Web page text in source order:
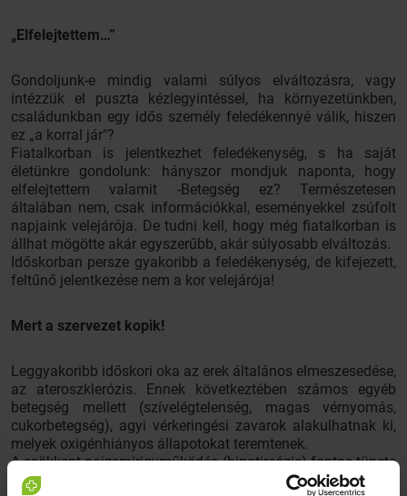
„Elfelejtettem…”
Gondoljunk-e mindig valami súlyos elváltozásra, vagy
intézzük el puszta kézlegyintéssel, ha környezetünkben,
családunkban egy idős személy feledékennyé válik, hiszen
ez „a korral jár"?
Fiatalkorban is jelentkezhet feledékenység, s ha saját
életünkre gondolunk: hányszor mondjuk naponta, hogy
elfelejtettem valamit -Betegség ez? Természetesen
általában nem, csak információkkal, eseményekkel zsúfolt
napjaink velejárója. De tudni kell, hogy még fiatalkorban is
állhat mögötte akár egyszerűbb, akár súlyosabb elváltozás.
Időskorban persze gyakoribb a feledékenység, de kifejezett,
feltűnő jelentkezése nem a kor velejárója!
Mert a szervezet kopik!
Leggyakoribb időskori oka az erek általános elmeszesedése,
az ateroszklerózis. Ennek következtében számos egyéb
betegség mellett (szívelégtelenség, magas vérnyomás,
cukorbetegség), agyi vérkeringési zavarok alakulhatnak ki,
melyek oxigénhiányos állapotokat teremtenek.
A csökkent pajzsmirigyműködés (hipotireózis) fontos tünete
a feledékenység, a csökkent aktivitás, az érdeklődés hiánya;